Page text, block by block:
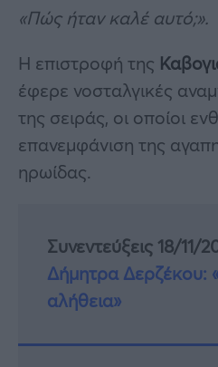
«Πώς ήταν καλέ αυτό;».
Η επιστροφή της
έφερε νοσταλγικές
της σειράς, οι οποίοι
επανεμφάνιση της
ηρωίδας.
Συνεντεύξεις 18/11/
Δήμητρα Δερζέκου:
αλήθεια»